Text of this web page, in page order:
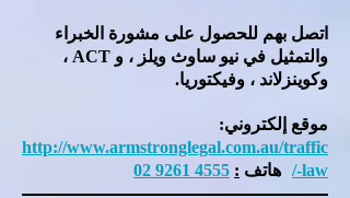
اتصل بهم للحصول على مشورة الخبراء
والتمثيل في نيو ساوث ويلز ، و ACT ،
وكوينزلاند ، وفيكتوريا.
موقع إلكتروني:
http://www.armstronglegal.com.au/traffic
-law/
هاتف :
4555 9261 02